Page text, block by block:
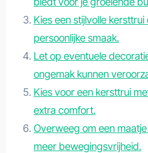
Kies een stijlvolle
persoonlijke smaak.
Let op eventuele
ongemak kunnen
Kies voor een kersttrui
extra comfort.
Overweeg om een
meer bewegingsvrijheid.